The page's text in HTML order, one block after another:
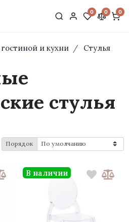
0 0 0
и кухни
Стулья
стулья
Порядок
В наличии